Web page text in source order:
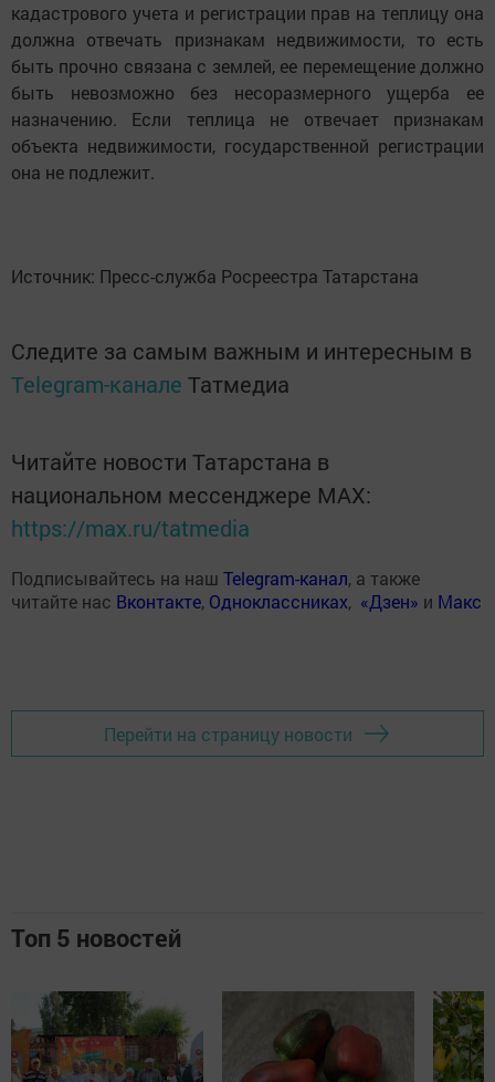
кадастрового учета и регистрации прав на теплицу она
должна отвечать признакам недвижимости, то есть
быть прочно связана с землей, ее перемещение должно
быть невозможно без несоразмерного ущерба ее
назначению. Если теплица не отвечает признакам
объекта недвижимости, государственной регистрации
она не подлежит.
Источник: Пресс-служба Росреестра Татарстана
Следите за самым важным и интересным в
Telegram-канале Татмедиа
Читайте новости Татарстана в
национальном мессенджере MАХ:
https://max.ru/tatmedia
Подписывайтесь на наш Telegram-канал, а также
читайте нас Вконтакте, Одноклассниках, «Дзен» и Макс
Перейти на страницу новости
Топ 5 новостей